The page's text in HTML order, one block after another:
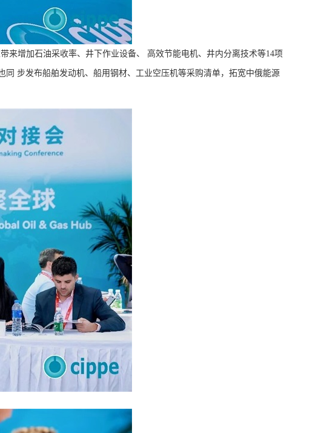
来增加石油采收率、井下作业设备、 高效节能电机、井内分离技术等14项
步发布船舶发动机、船用钢材、工业空压机等采购清单，拓宽中俄能源